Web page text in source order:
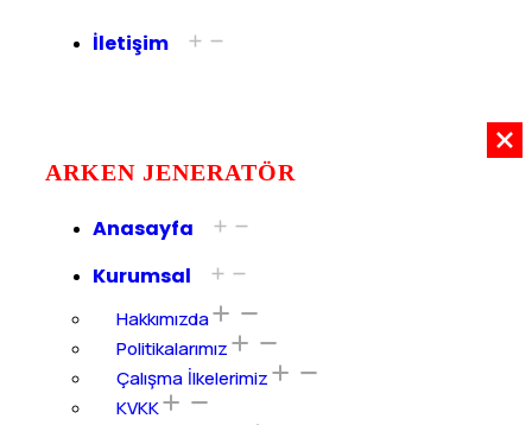
İletişim
ARKEN JENERATÖR
Anasayfa
Kurumsal
Hakkımızda
Politikalarımız
Çalışma İlkelerimiz
KVKK